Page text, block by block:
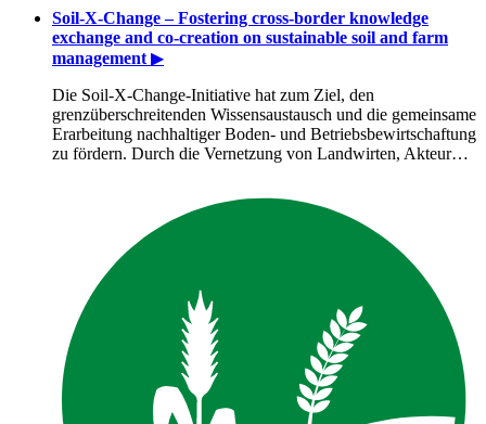
Soil-X-Change – Fostering cross-border knowledge
exchange and co-creation on sustainable soil and farm
management ▶
Die Soil-X-Change-Initiative hat zum Ziel, den
grenzüberschreitenden Wissensaustausch und die gemeinsame
Erarbeitung nachhaltiger Boden- und Betriebsbewirtschaftung
zu fördern. Durch die Vernetzung von Landwirten, Akteur…